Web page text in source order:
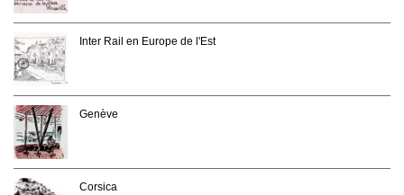
Inter Rail en Europe de l'Est
Genève
Corsica